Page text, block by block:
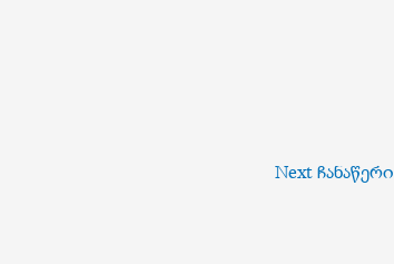
Next ჩანაწერი